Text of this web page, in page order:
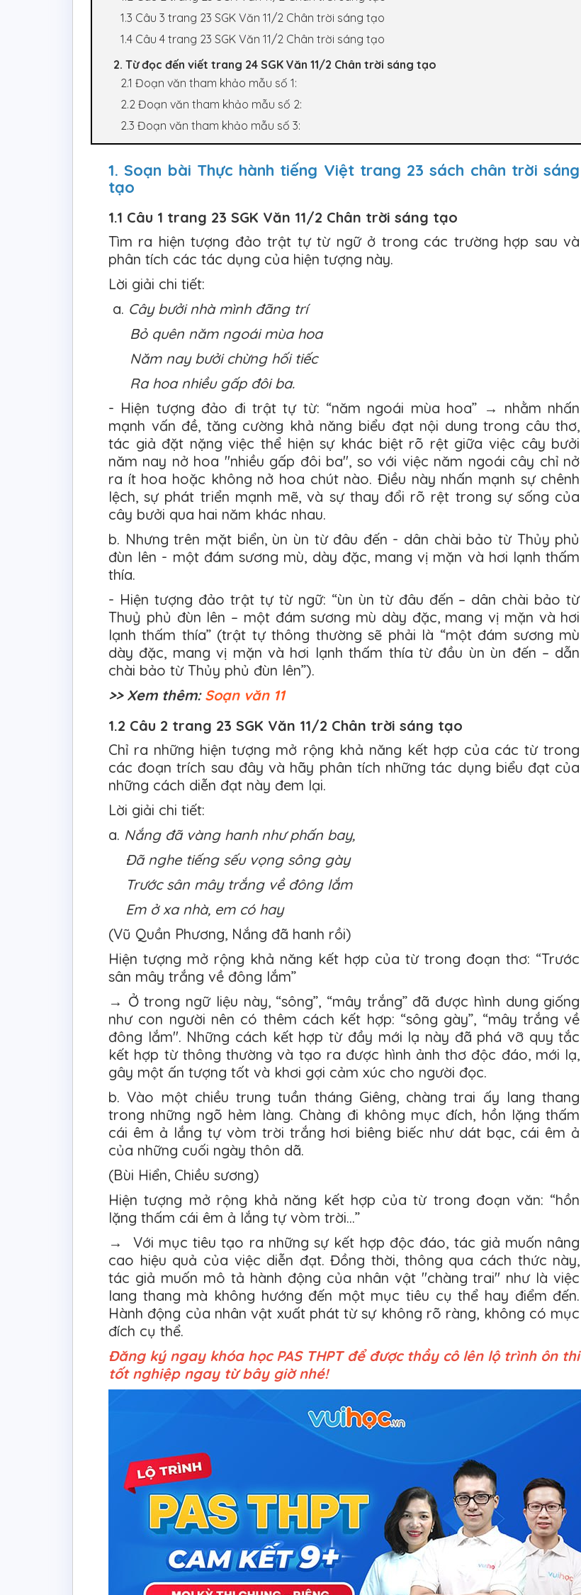
1.3 Câu 3 trang 23 SGK Văn 11/2 Chân trời sáng tạo
1.4 Câu 4 trang 23 SGK Văn 11/2 Chân trời sáng tạo
2. Từ đọc đến viết trang 24 SGK Văn 11/2 Chân trời sáng tạo
2.1 Đoạn văn tham khảo mẫu số 1:
2.2 Đoạn văn tham khảo mẫu số 2:
2.3 Đoạn văn tham khảo mẫu số 3:
1. Soạn bài Thực hành tiếng Việt trang 23 sách chân trời sáng
tạo
1.1 Câu 1 trang 23 SGK Văn 11/2 Chân trời sáng tạo
Tìm ra hiện tượng đảo trật tự từ ngữ ở trong các trường hợp sau và
phân tích các tác dụng của hiện tượng này.
Lời giải chi tiết:
a. Cây bưởi nhà mình đãng trí
Bỏ quên năm ngoái mùa hoa
Năm nay bưởi chừng hối tiếc
Ra hoa nhiều gấp đôi ba.
- Hiện tượng đảo đi trật tự từ: “năm ngoái mùa hoa” → nhằm nhấn
mạnh vấn đề, tăng cường khả năng biểu đạt nội dung trong câu thơ,
tác giả đặt nặng việc thể hiện sự khác biệt rõ rệt giữa việc cây bưởi
năm nay nở hoa "nhiều gấp đôi ba", so với việc năm ngoái cây chỉ nở
ra ít hoa hoặc không nở hoa chút nào. Điều này nhấn mạnh sự chênh
lệch, sự phát triển mạnh mẽ, và sự thay đổi rõ rệt trong sự sống của
cây bưởi qua hai năm khác nhau.
b. Nhưng trên mặt biển, ùn ùn từ đâu đến - dân chài bảo từ Thủy phủ
đùn lên - một đám sương mù, dày đặc, mang vị mặn và hơi lạnh thấm
thía.
- Hiện tượng đảo trật tự từ ngữ: “ùn ùn từ đâu đến – dân chài bảo từ
Thuỷ phủ đùn lên – một đám sương mù dày đặc, mang vị mặn và hơi
lạnh thấm thía” (trật tự thông thường sẽ phải là “một đám sương mù
dày đặc, mang vị mặn và hơi lạnh thấm thía từ đầu ùn ùn đến – dẫn
chài bảo từ Thủy phủ đùn lên”).
>> Xem thêm: Soạn văn 11
1.2 Câu 2 trang 23 SGK Văn 11/2 Chân trời sáng tạo
Chỉ ra những hiện tượng mở rộng khả năng kết hợp của các từ trong
các đoạn trích sau đây và hãy phân tích những tác dụng biểu đạt của
những cách diễn đạt này đem lại.
Lời giải chi tiết:
a. Nắng đã vàng hanh như phấn bay,
Đã nghe tiếng sếu vọng sông gày
Trước sân mây trắng về đông lắm
Em ở xa nhà, em có hay
(Vũ Quần Phương, Nắng đã hanh rồi)
Hiện tượng mở rộng khả năng kết hợp của từ trong đoạn thơ: “Trước
sân mây trắng về đông lắm”
→ Ở trong ngữ liệu này, “sông”, “mây trắng” đã được hình dung giống
như con người nên có thêm cách kết hợp: “sông gày”, “mây trắng về
đông lắm". Những cách kết hợp từ đầy mới lạ này đã phá vỡ quy tắc
kết hợp từ thông thường và tạo ra được hình ảnh thơ độc đáo, mới lạ,
gây một ấn tượng tốt và khơi gợi cảm xúc cho người đọc.
b. Vào một chiều trung tuần tháng Giêng, chàng trai ấy lang thang
trong những ngõ hẻm làng. Chàng đi không mục đích, hồn lặng thấm
cái êm ả lắng tự vòm trời trắng hơi biêng biếc như dát bạc, cái êm ả
của những cuối ngày thôn dã.
(Bùi Hiển, Chiều sương)
Hiện tượng mở rộng khả năng kết hợp của từ trong đoạn văn: “hồn
lặng thấm cái êm ả lắng tự vòm trời…”
→ Với mục tiêu tạo ra những sự kết hợp độc đáo, tác giả muốn nâng
cao hiệu quả của việc diễn đạt. Đồng thời, thông qua cách thức này,
tác giả muốn mô tả hành động của nhân vật "chàng trai" như là việc
lang thang mà không hướng đến một mục tiêu cụ thể hay điểm đến.
Hành động của nhân vật xuất phát từ sự không rõ ràng, không có mục
đích cụ thể.
Đăng ký ngay khóa học PAS THPT để được thầy cô lên lộ trình ôn thi
tốt nghiệp ngay từ bây giờ nhé!